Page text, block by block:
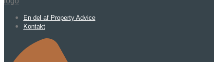
En del af Property Advice
Kontakt